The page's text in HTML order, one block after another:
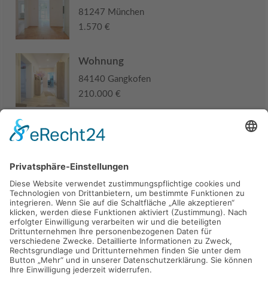
81247 München
1.570 €
Wohnung
84140 Gangkofen
210.000 €
Haus
285.000 €
Kaufen Verkaufen Mieten Vermieten
Kontakt Impressum